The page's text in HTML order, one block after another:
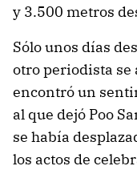
y 3.500 metros
Sólo unos días
otro periodista se
encontró un
al que dejó Poo
se había
los actos de